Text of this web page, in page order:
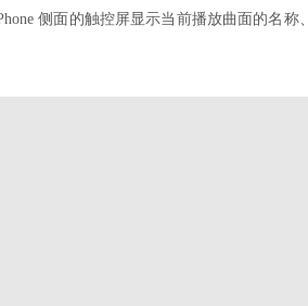
侧面的触控屏显示当前播放曲面的名